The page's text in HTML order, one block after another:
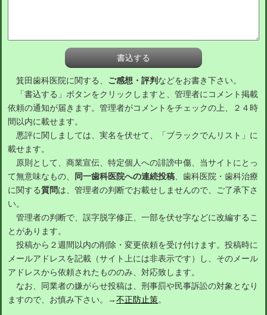
箕田歯科医院に関する、 ご感想・評判 などをお書き下さい。
「書込する」ボタンをクリックしますと、管理者にコメント掲載
依頼の通知が届きます。管理者がコメントをチェックの上、２４時
間以内に載せます。
悪評に関しましては、実名を伏せて、「ブラックでんリスト」に
載せます。
原則として、商業宣伝、特定個人への誹謗中傷、当サイトにとっ
て無意味なもの、
同一歯科医院への連続投稿、歯科医院・歯科治療
に関する質問は、管理者の判断でお載せしませんので、ご了承下さ
い。
管理者の判断で、誤字脱字修正、一部を伏せ字などに改編するこ
とがあります。
投稿から２週間以内の削除・変更依頼を受け付けます。投稿時に
メールアドレスを記載（サイト上には非表示です）し、そのメール
アドレスから依頼されたもののみ、対応致します。
なお、同業者の嫌がらせ投稿は、刑事罰や民事訴訟の対象となり
ますので、お慎み下さい。→不正防止策。